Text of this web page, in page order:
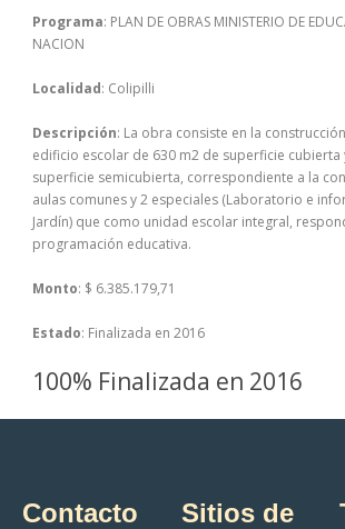
Programa: PLAN DE OBRAS MINISTERIO DE
NACION
Localidad: Colipilli
Descripción: La obra consiste en la
edificio escolar de 630 m2 de superficie cubierta
superficie semicubierta, correspondiente a la
aulas comunes y 2 especiales (Laboratorio e
Jardín) que como unidad escolar integral,
programación educativa.
Monto: $ 6.385.179,71
Estado: Finalizada en 2016
100% Finalizada en 2016
Contacto
Sitios de